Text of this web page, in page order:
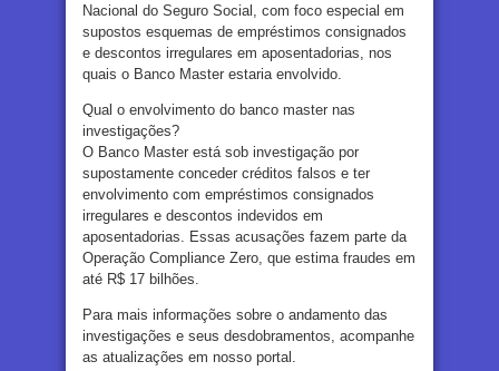
Nacional do Seguro Social, com foco especial em
supostos esquemas de empréstimos consignados
e descontos irregulares em aposentadorias, nos
quais o Banco Master estaria envolvido.
Qual o envolvimento do banco master nas
investigações?
O Banco Master está sob investigação por
supostamente conceder créditos falsos e ter
envolvimento com empréstimos consignados
irregulares e descontos indevidos em
aposentadorias. Essas acusações fazem parte da
Operação Compliance Zero, que estima fraudes em
até R$ 17 bilhões.
Para mais informações sobre o andamento das
investigações e seus desdobramentos, acompanhe
as atualizações em nosso portal.